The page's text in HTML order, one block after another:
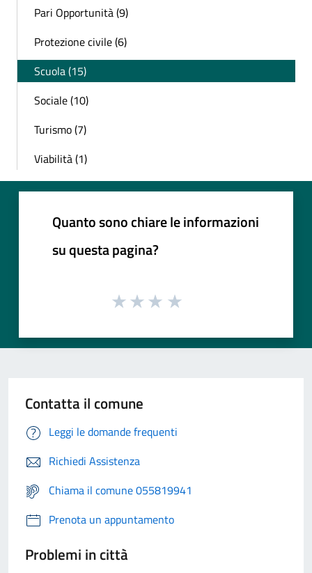
Pari Opportunità (9)
Protezione civile (6)
Scuola (15)
Sociale (10)
Turismo (7)
Viabilità (1)
Quanto sono chiare le informazioni
su questa pagina?
Contatta il comune
Leggi le domande frequenti
Richiedi Assistenza
Chiama il comune 055819941
Prenota un appuntamento
Problemi in città